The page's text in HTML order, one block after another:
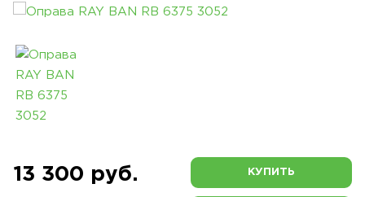
13 300 руб. КУПИТЬ